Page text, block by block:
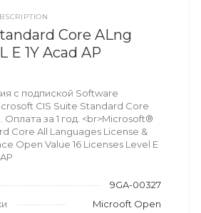
Core ALng
E 1Y Acad AP
с подпиской Software
CIS Suite Standard Core
Оплата за 1 год. <br>Microsoft®
Core All Languages License &
Open Value 16 Licenses Level E
9GA-00327
Microoft Open